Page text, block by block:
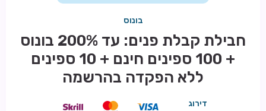
בונוס
חבילת קבלת פנים: עד 200% בונוס
+ 100 ספינים חינם + 10 ספינים
ללא הפקדה בהרשמה
דירוג